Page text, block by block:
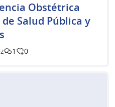
Obstétrica
Salud Pública y
1 0